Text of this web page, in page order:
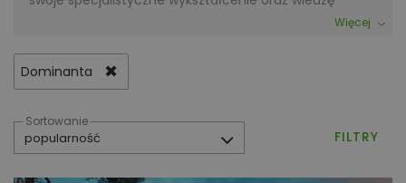
nabytą podczas realizacji wielu inwestycji. Połączenie
pomysłami zaowocowało stworzeniem szerokiej oferty
projektowej. Różnorodność projektów zapewnia
zaspokojenie rozmaitych gustów, potrzeb i możliwości
finansowych inwestorów. Pracownia Dominanta
projektuje domy od tradycyjnych po nowoczesne.
Można znaleźć w ich ofercie projekty domów
Więcej
✖
Dominanta
FILTRY
Sortowanie